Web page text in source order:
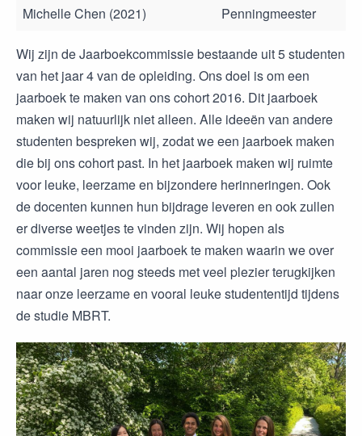
Michelle Chen (2021)
Penningmeester
Wij zijn de Jaarboekcommissie bestaande uit 5 studenten
van het jaar 4 van de opleiding. Ons doel is om een
jaarboek te maken van ons cohort 2016. Dit jaarboek
maken wij natuurlijk niet alleen. Alle ideeën van andere
studenten bespreken wij, zodat we een jaarboek maken
die bij ons cohort past. In het jaarboek maken wij ruimte
voor leuke, leerzame en bijzondere herinneringen. Ook
de docenten kunnen hun bijdrage leveren en ook zullen
er diverse weetjes te vinden zijn. Wij hopen als
commissie een mooi jaarboek te maken waarin we over
een aantal jaren nog steeds met veel plezier terugkijken
naar onze leerzame en vooral leuke studententijd tijdens
de studie MBRT.​